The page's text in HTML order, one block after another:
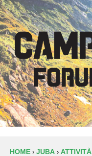
HOME › JUBA › ATTIVITÀ